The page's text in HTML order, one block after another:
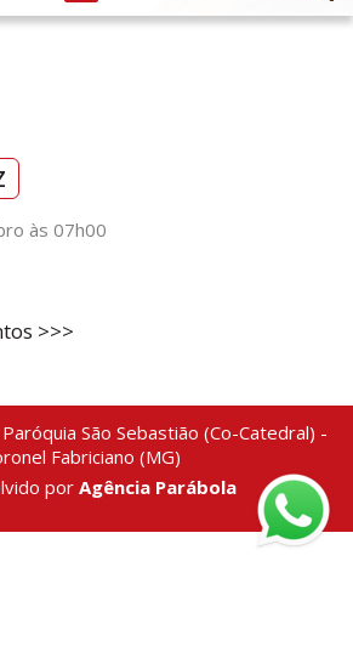
às 07h00
>>>
São Sebastião (Co-Catedral) -
Fabriciano (MG)
por Agência Parábola